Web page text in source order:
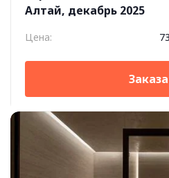
Алтай, декабрь 2025
Цена: